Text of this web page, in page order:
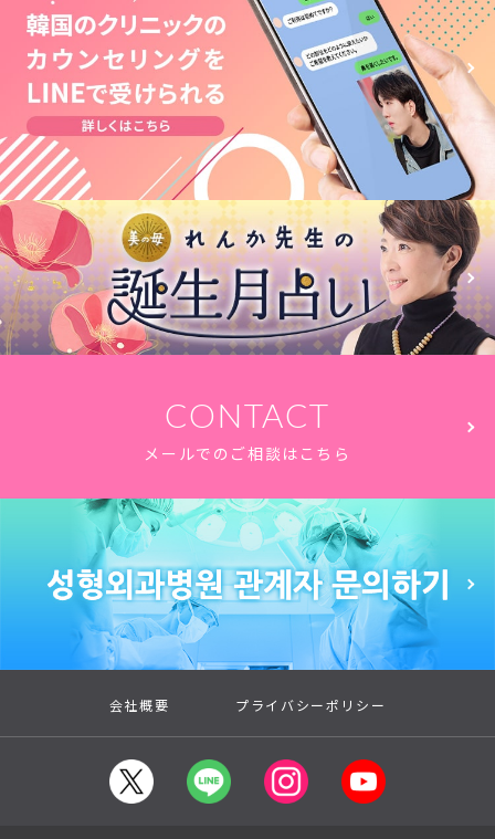
CONTACT
メールでのご相談はこちら
会社概要 プライバシーポリシー